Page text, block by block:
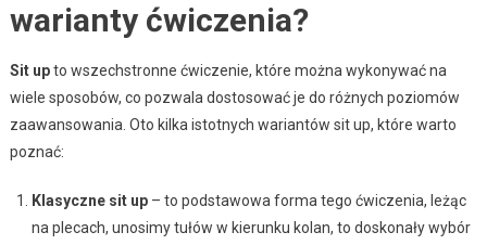
warianty ćwiczenia?
Sit upto wszechstronne ćwiczenie, które można wykonywać na
wiele sposobów, co pozwala dostosować je do różnych poziomów
zaawansowania. Oto kilka istotnych wariantów sit up, które warto
poznać:
Klasyczne sit up– to podstawowa forma tego ćwiczenia, leżąc
na plecach, unosimy tułów w kierunku kolan, to doskonały wybór